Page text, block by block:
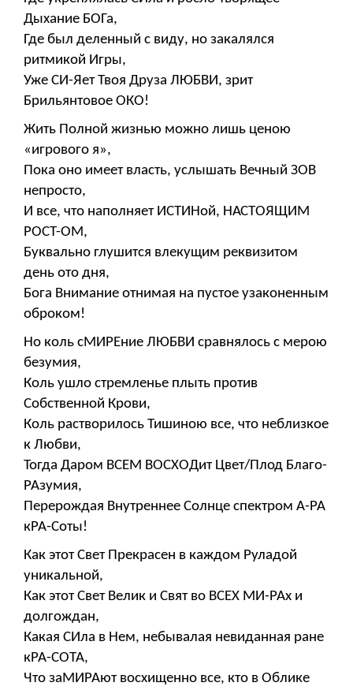
Дыхание БОГа,
Где был деленный с виду, но закалялся
ритмикой Игры,
Уже СИ-Яет Твоя Друза ЛЮБВИ, зрит
Брильянтовое ОКО!
Жить Полной жизнью можно лишь ценою
«игрового я»,
Пока оно имеет власть, услышать Вечный ЗОВ
непросто,
И все, что наполняет ИСТИНой, НАСТОЯЩИМ
РОСТ-ОМ,
Буквально глушится влекущим реквизитом
день ото дня,
Бога Внимание отнимая на пустое узаконенным
оброком!
Но коль сМИРЕние ЛЮБВИ сравнялось с мерою
безумия,
Коль ушло стремленье плыть против
Собственной Крови,
Коль растворилось Тишиною все, что неблизкое
к Любви,
Тогда Даром ВСЕМ ВОСХОДит Цвет/Плод Благо-
РАзумия,
Перерождая Внутреннее Солнце спектром А-РА
кРА-Соты!
Как этот Свет Прекрасен в каждом Руладой
уникальной,
Как этот Свет Велик и Свят во ВСЕХ МИ-РАх и
долгождан,
Какая СИла в Нем, небывалая невиданная ране
кРА-СОТА,
Что заМИРАют восхищенно все, кто в Облике